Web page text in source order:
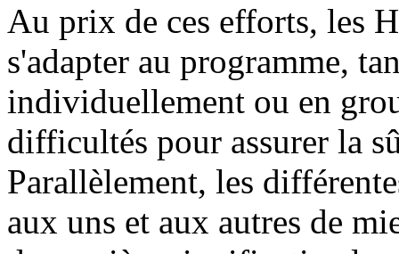
Au prix de ces efforts, les
s'adapter au programme,
individuellement ou en
difficultés pour assurer la
Parallèlement, les
aux uns et aux autres de